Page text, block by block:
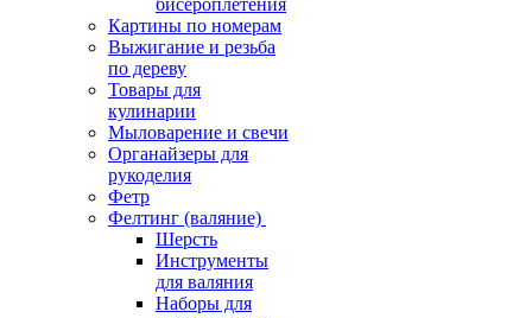
бисероплетения
Картины по номерам
Выжигание и резьба
по дереву
Товары для
кулинарии
Мыловарение и свечи
Органайзеры для
рукоделия
Фетр
Фелтинг (валяние)
Шерсть
Инструменты
для валяния
Наборы для